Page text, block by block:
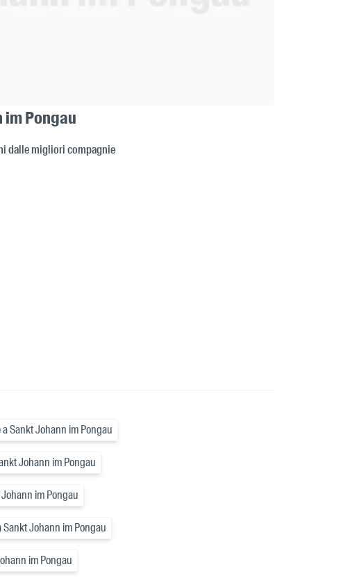
Pongau
dalle migliori compagnie
Sankt Johann im Pongau
Johann im Pongau
im Pongau
Johann im Pongau
im Pongau